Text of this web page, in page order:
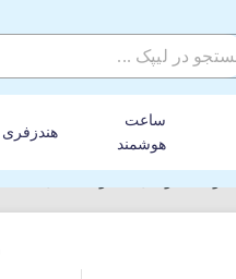
ساعت
هوشمند
هندزفری